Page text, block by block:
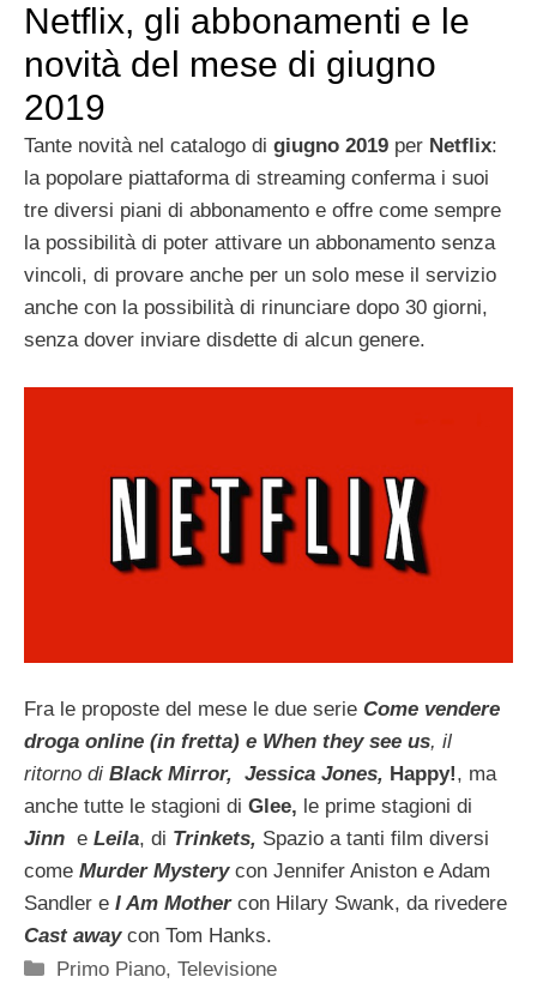
Netflix, gli abbonamenti e le
novità del mese di giugno
2019
Tante novità nel catalogo di giugno 2019 per Netflix:
la popolare piattaforma di streaming conferma i suoi
tre diversi piani di abbonamento e offre come sempre
la possibilità di poter attivare un abbonamento senza
vincoli, di provare anche per un solo mese il servizio
anche con la possibilità di rinunciare dopo 30 giorni,
senza dover inviare disdette di alcun genere.
Fra le proposte del mese le due serie Come vendere
droga online (in fretta) e When they see us, il
ritorno di Black Mirror, Jessica Jones, Happy!, ma
anche tutte le stagioni di Glee, le prime stagioni di
Jinn e Leila, di Trinkets, Spazio a tanti film diversi
come Murder Mysterycon Jennifer Aniston e Adam
Sandler e I Am Mother con Hilary Swank, da rivedere
Cast away con Tom Hanks.
Categorie
Primo Piano,Televisione